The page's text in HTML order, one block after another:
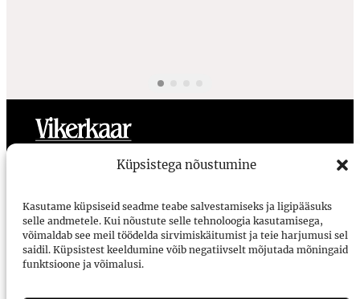
Küpsistega nõustumine
Kasutame küpsiseid seadme teabe salvestamiseks ja ligipääsuks
selle andmetele. Kui nõustute selle tehnoloogia kasutamisega,
võimaldab see meil töödelda sirvimiskäitumist ja teie harjumusi sel
saidil. Küpsistest keeldumine võib negatiivselt mõjutada mõningaid
funktsioone ja võimalusi.
MeistLigipääsetavusKasutustingimused
Vikerkaar
Voorimehe 9, 10146, Tallinn
vikerkaar@vikerkaar.ee